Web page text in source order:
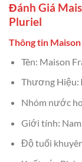
Đánh Giá
Pluriel
Thông tin
Tên: Maison
Thương Hiệu:
Nhóm nước
Giới tính:
Độ tuổi